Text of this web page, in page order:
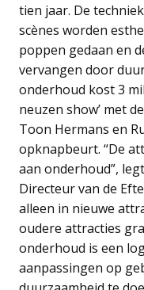
tien jaar. De
scènes worden
poppen gedaan en
vervangen door
onderhoud kost 3
neuzen show’ met
Toon Hermans en
opknapbeurt. “De
aan onderhoud”,
Directeur van de
alleen in nieuwe
oudere attracties
onderhoud is een
aanpassingen op